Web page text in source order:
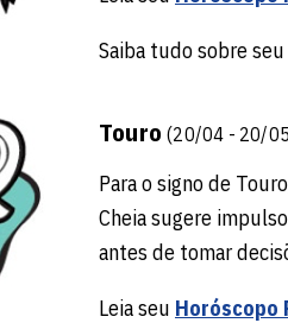
Saiba tudo sobre seu
Touro(20/04 - 20/
Para o signo de
Cheia sugere
antes de tomar
Leia seu Horóscopo